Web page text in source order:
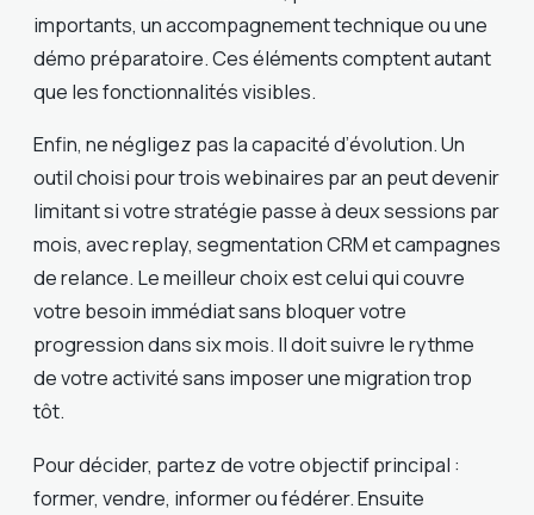
importants, un accompagnement technique ou une
démo préparatoire. Ces éléments comptent autant
que les fonctionnalités visibles.
Enfin, ne négligez pas la capacité d’évolution. Un
outil choisi pour trois webinaires par an peut devenir
limitant si votre stratégie passe à deux sessions par
mois, avec replay, segmentation CRM et campagnes
de relance. Le meilleur choix est celui qui couvre
votre besoin immédiat sans bloquer votre
progression dans six mois. Il doit suivre le rythme
de votre activité sans imposer une migration trop
tôt.
Pour décider, partez de votre objectif principal :
former, vendre, informer ou fédérer. Ensuite